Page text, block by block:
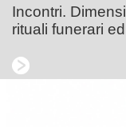
Incontri.
rituali funerari